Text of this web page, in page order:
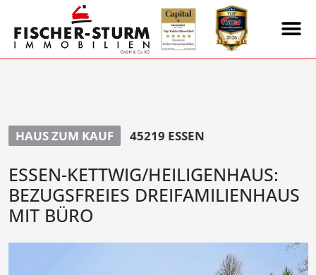
HAUS ZUM KAUF 45219 ESSEN
ESSEN-KETTWIG/HEILIGENHAUS:
BEZUGSFREIES DREIFAMILIENHAUS
MIT BÜRO